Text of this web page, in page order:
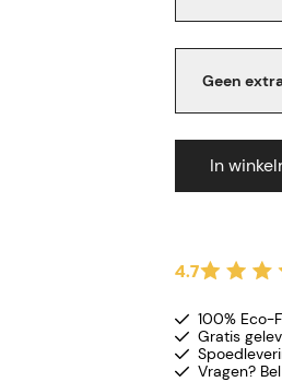
Geen
In
4.7
100% Eco-
Gratis
Vragen?